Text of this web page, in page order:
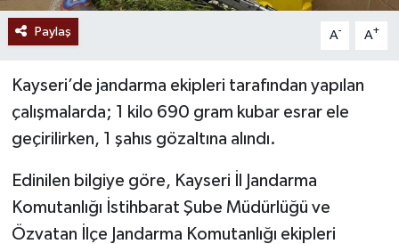
Paylaş A- A+
Kayseri’de jandarma ekipleri tarafından yapılan
çalışmalarda; 1 kilo 690 gram kubar esrar ele
geçirilirken, 1 şahıs gözaltına alındı.
Edinilen bilgiye göre, Kayseri İl Jandarma
Komutanlığı İstihbarat Şube Müdürlüğü ve
Özvatan İlçe Jandarma Komutanlığı ekipleri